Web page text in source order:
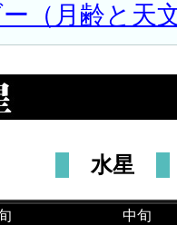
（月齢と天
水星
中旬